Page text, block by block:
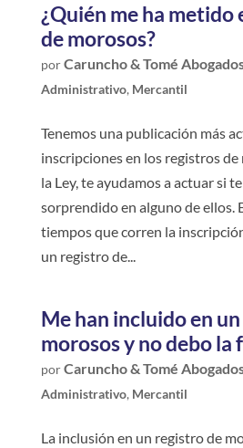
¿Quién me ha metido
de morosos?
porCaruncho & Tomé
Administrativo, Mercantil
Tenemos una publicación más
inscripciones en los registros
la Ley, te ayudamos a actuar si
sorprendido en alguno de ellos.
tiempos que corren la
un registro de...
Me han incluido en
morosos y no debo
porCaruncho & Tomé
Administrativo, Mercantil
La inclusión en un registro de